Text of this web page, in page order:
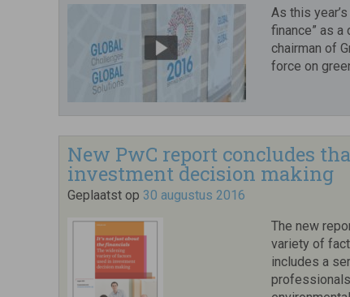
As this
finance” as
chairman of
force on
New PwC report concludes
investment decision making
Geplaatst op 30 augustus 2016
The new
variety of
includes a